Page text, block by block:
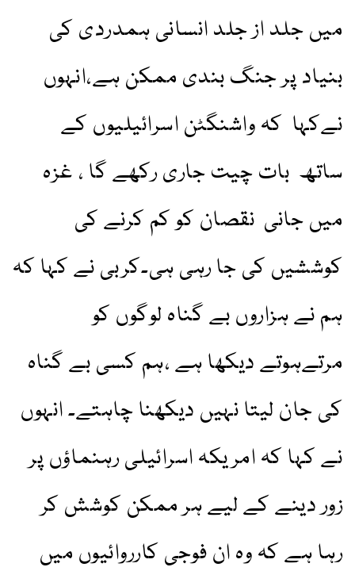
میں جلد از جلد انسانی ہمدردی کی
بنیاد پر جنگ بندی ممکن ہے،انہوں
نےکہا کہ واشنگٹن اسرائیلیوں کے
ساتھ بات چیت جاری رکھے گا ، غزہ
میں جانی نقصان کو کم کرنے کی
کوششیں کی جا رہی ہی۔کربی نے کہا کہ
ہم نے ہزاروں بے گناہ لوگوں کو
مرتےہوتے دیکھا ہے ،ہم کسی بے گناہ
کی جان لیتا نہیں دیکھنا چاہتے۔ انہوں
نے کہا کہ امریکہ اسرائیلی رہنماؤں پر
زور دینے کے لیے ہر ممکن کوشش کر
رہا ہے کہ وہ ان فوجی کارروائیوں میں